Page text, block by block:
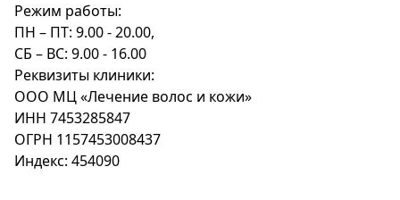
Режим работы:
ПН – ПТ: 9.00 - 20.00,
СБ – ВС: 9.00 - 16.00
Реквизиты клиники:
ООО МЦ «Лечение волос и кожи»
ИНН 7453285847
ОГРН 1157453008437
Индекс: 454090